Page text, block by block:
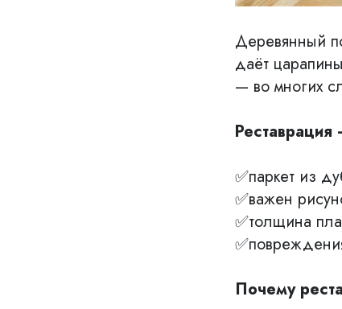
Деревянный
даёт
— во многих
✅паркет из
✅важен
✅толщина
Почему